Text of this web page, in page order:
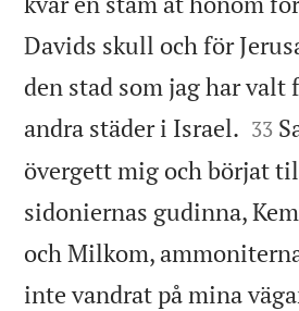
Davids skull och för
den stad som jag har
andra städer i Israel. 

33
övergett mig och börjat
sidoniernas gudinna,
och Milkom,
inte vandrat på mina